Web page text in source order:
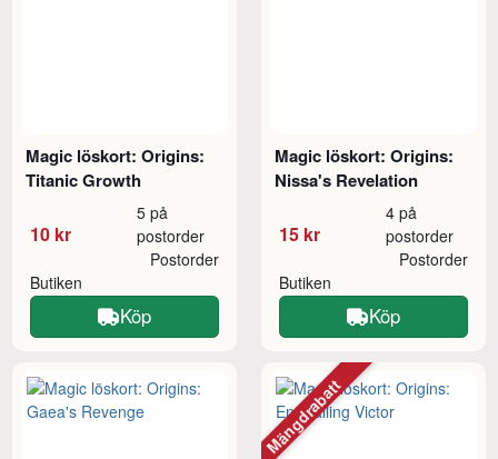
Magic löskort: Origins:
Titanic Growth
10 kr
5 på
postorder
Butiken
Postorder
Köp
Magic löskort: Origins:
Nissa's Revelation
15 kr
4 på
postorder
Butiken
Postorder
Köp
Mängdrabatt